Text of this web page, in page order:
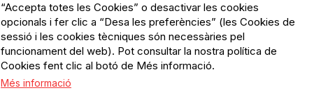
“Accepta totes les Cookies” o desactivar les cookies
opcionals i fer clic a “Desa les preferències” (les Cookies de
sessió i les cookies tècniques són necessàries pel
funcionament del web). Pot consultar la nostra política de
Cookies fent clic al botó de Més informació.
Més informació